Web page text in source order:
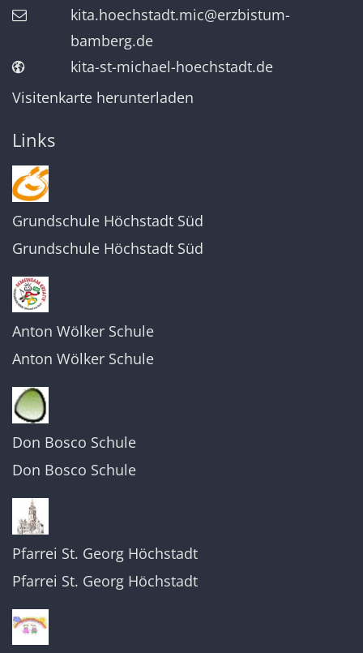
kita.hoechstadt.mic@erzbistum-
bamberg.de
kita-st-michael-hoechstadt.de
Visitenkarte herunterladen
Links
Grundschule Höchstadt Süd
Grundschule Höchstadt Süd
Anton Wölker Schule
Anton Wölker Schule
Don Bosco Schule
Don Bosco Schule
Pfarrei St. Georg Höchstadt
Pfarrei St. Georg Höchstadt